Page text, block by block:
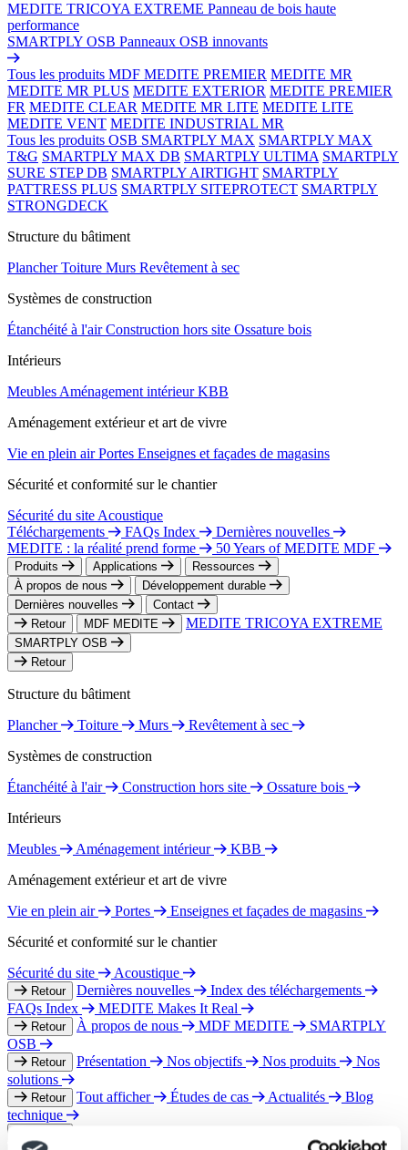
MEDITE TRICOYA EXTREME Panneau de bois haute
performance
SMARTPLY OSB Panneaux OSB innovants
Tous les produits MDF MEDITE PREMIER MEDITE MR
MEDITE MR PLUS MEDITE EXTERIOR MEDITE PREMIER
FR MEDITE CLEAR MEDITE MR LITE MEDITE LITE
MEDITE VENT MEDITE INDUSTRIAL MR
Tous les produits OSB SMARTPLY MAX SMARTPLY MAX
T&G SMARTPLY MAX DB SMARTPLY ULTIMA SMARTPLY
SURE STEP DB SMARTPLY AIRTIGHT SMARTPLY
PATTRESS PLUS SMARTPLY SITEPROTECT SMARTPLY
STRONGDECK
Structure du bâtiment
PlancherToiture Murs Revêtement à sec
Systèmes de construction
Étanchéité à l'airConstruction hors site Ossature bois
Intérieurs
Meubles Aménagement intérieurKBB
Aménagement extérieur et art de vivre
Vie en plein airPortes Enseignes et façades de magasins
Sécurité et conformité sur le chantier
Sécurité du site Acoustique
Téléchargements
FAQs Index
Dernières nouvelles
MEDITE : la réalité prend forme
50 Years of MEDITE MDF
Produits Applications
Ressources
À propos de nous
Développement durable
Dernières nouvelles
Contact
Retour
MDF MEDITE MEDITE TRICOYA EXTREME
SMARTPLY OSB
Retour
Structure du bâtiment
Plancher
Toiture Murs
Revêtement à sec
Systèmes de construction
Étanchéité à l'air
Construction hors site
Ossature bois
Intérieurs
Meubles
Aménagement intérieur
KBB
Aménagement extérieur et art de vivre
Vie en plein air
Portes
Enseignes et façades de magasins
Sécurité et conformité sur le chantier
Sécurité du site
Acoustique
Retour Dernières nouvelles
Index des téléchargements
FAQs Index
MEDITE Makes It Real
Retour À propos de nous MDF MEDITE
SMARTPLY
OSB
Retour Présentation Nos objectifs Nos produits
Nos
solutions
Retour Tout afficher Études de cas Actualités
Blog
technique